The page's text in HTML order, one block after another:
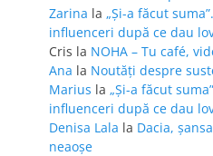
Zarina la „Și-a făcut suma”.
influenceri după ce dau
Cris la NOHA – Tu café,
Ana la Noutăți despre
Marius la „Și-a făcut
influenceri după ce dau
Denisa Lala la Dacia,
neaoșe